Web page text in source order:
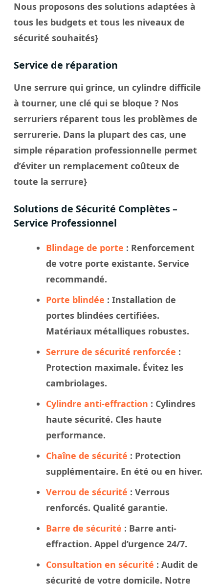
Nous proposons des solutions adaptées à
tous les budgets et tous les niveaux de
sécurité souhaités}
Service de réparation
Une serrure qui grince, un cylindre difficile
à tourner, une clé qui se bloque ? Nos
serruriers réparent tous les problèmes de
serrurerie. Dans la plupart des cas, une
simple réparation professionnelle permet
d’éviter un remplacement coûteux de
toute la serrure}
Solutions de Sécurité Complètes –
Service Professionnel
Blindage de porte : Renforcement
de votre porte existante. Service
recommandé.
Porte blindée : Installation de
portes blindées certifiées.
Matériaux métalliques robustes.
Serrure de sécurité renforcée :
Protection maximale. Évitez les
cambriolages.
Cylindre anti-effraction : Cylindres
haute sécurité. Cles haute
performance.
Chaîne de sécurité : Protection
supplémentaire. En été ou en hiver.
Verrou de sécurité : Verrous
renforcés. Qualité garantie.
Barre de sécurité : Barre anti-
effraction. Appel d’urgence 24/7.
Consultation en sécurité : Audit de
sécurité de votre domicile. Notre